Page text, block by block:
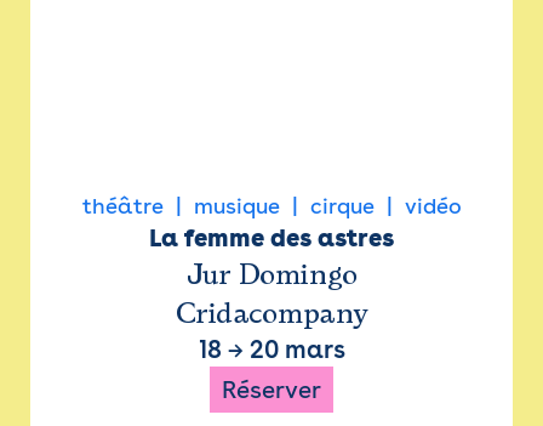
théâtre musique cirque vidéo
La femme des astres
Jur Domingo
Cridacompany
18 → 20 mars
Réserver